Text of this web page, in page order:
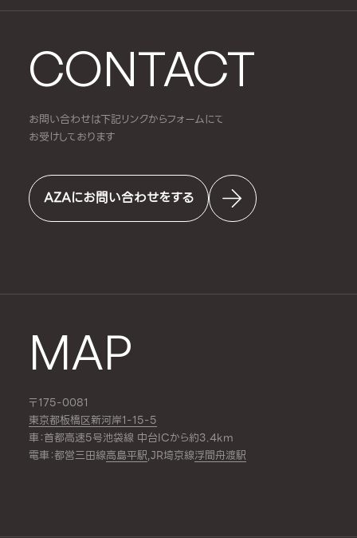
CONTACT
お問い合わせは下記リンクからフォームにて
お受けしております
AZAにお問い合わせをする
MAP
〒175-0081
東京都板橋区新河岸1-15-5
車：首都高速5号池袋線 中台ICから約3.4km
電車：都営三田線高島平駅,JR埼京線浮間舟渡駅